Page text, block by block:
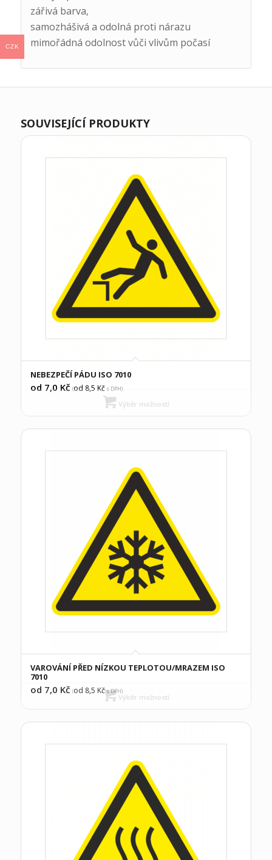
zářivá barva,
samozhášivá a odolná proti nárazu
mimořádná odolnost vůči vlivům počasí
SOUVISEJÍCÍ PRODUKTY
NEBEZPEČÍ PÁDU ISO 7010
od 7,0 Kč (od 8,5 Kčs DPH)
Výběr možností
VAROVÁNÍ PŘED NÍZKOU TEPLOTOU/MRAZEM ISO
7010
od 7,0 Kč (od 8,5 Kčs DPH)
Výběr možností
CZK